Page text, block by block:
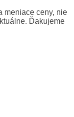
meniace ceny, nie
Ďakujeme